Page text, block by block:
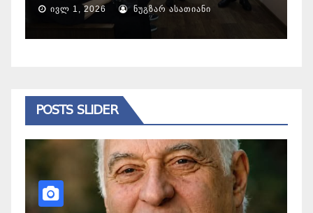
ᲘᲕᲚ 1, 2026 ᲜᲣᲒᲖᲐᲠ ᲐᲡᲐᲗᲘᲐᲜᲘ ᲛᲐᲘ 17,
POSTS SLIDER